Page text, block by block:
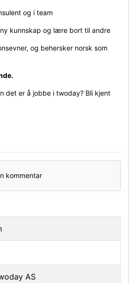
og i team
kunnskap og lære bort til andre
og behersker norsk som
det er å jobbe i twoday? Bli kjent
kommentar
AS